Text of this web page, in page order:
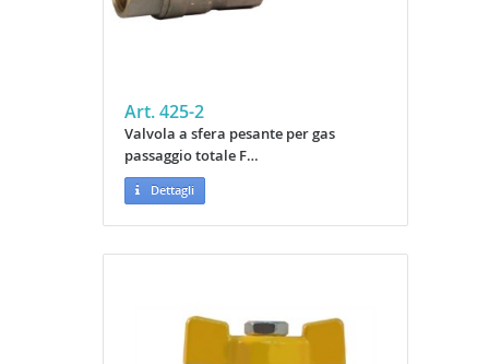
Art. 425-2
Valvola a sfera pesante per gas
passaggio totale F…
Dettagli